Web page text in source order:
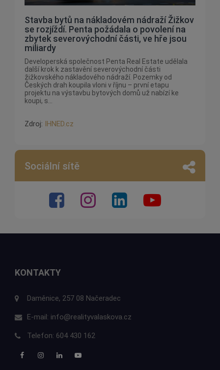
Stavba bytů na nákladovém nádraží Žižkov
se rozjíždí. Penta požádala o povolení na
zbytek severovýchodní části, ve hře jsou
miliardy
Developerská společnost Penta Real Estate udělala
další krok k zastavění severovýchodní části
žižkovského nákladového nádraží. Pozemky od
Českých drah koupila vloni v říjnu – první etapu
projektu na výstavbu bytových domů už nabízí ke
koupi, s...
Zdroj: IHNED.cz
Sociální sítě
KONTAKTY
Daměnice, 257 08 Načeradec
E-mail: info@realityvalaskova.cz
Telefon: 604 430 162